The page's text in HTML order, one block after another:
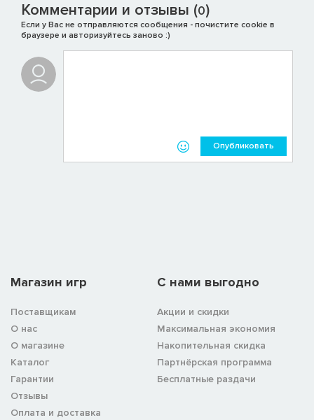
Комментарии и отзывы (0)
Если у Вас не отправляются сообщения - почистите cookie в
браузере и авторизуйтесь заново :)
Опубликовать
Магазин игр
Поставщикам
О нас
О магазине
Каталог
Гарантии
Отзывы
Оплата и доставка
C нами выгодно
Акции и скидки
Максимальная экономия
Накопительная скидка
Партнёрская программа
Бесплатные раздачи